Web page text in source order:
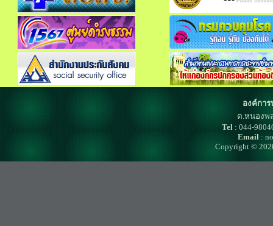
องค์กา
ต.หนองพ
Tel: 044-
Email :
Copyright ©